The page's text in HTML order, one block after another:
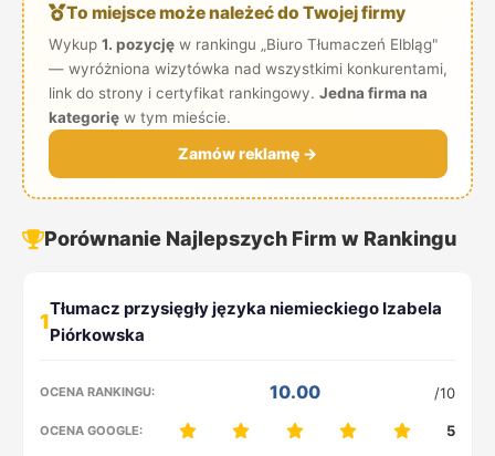
To miejsce może należeć do Twojej firmy
Wykup 1. pozycjęw rankingu „Biuro Tłumaczeń Elbląg"
— wyróżniona wizytówka nad wszystkimi konkurentami,
link do strony i certyfikat rankingowy. Jedna firma na
kategorięw tym mieście.
Zamów reklamę →
Porównanie Najlepszych Firm w Rankingu
1
10.00 /10
5